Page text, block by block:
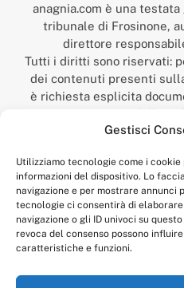
Gestisci
Utilizziamo tecnologie come i
informazioni del dispositivo. Lo
navigazione e per mostrare annunci
tecnologie ci consentirà di
navigazione o gli ID univoci su
revoca del consenso possono
caratteristiche e funzioni.
anagnia.com è una
tribunale di Frosinone,
direttore
Tutti i diritti sono riservati:
dei contenuti presenti
è richiesta esplicita
della
“Anagnia” è un marchio
num. registrazione:
Per contatti: